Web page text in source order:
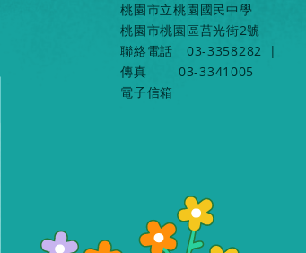
桃園市立桃園國民中學
桃園市桃園區莒光街2號
聯絡電話
03-3358282
|
傳真
03-3341005
電子信箱